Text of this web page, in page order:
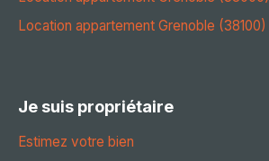
Location appartement Grenoble (38100)
Je suis propriétaire
Estimez votre bien